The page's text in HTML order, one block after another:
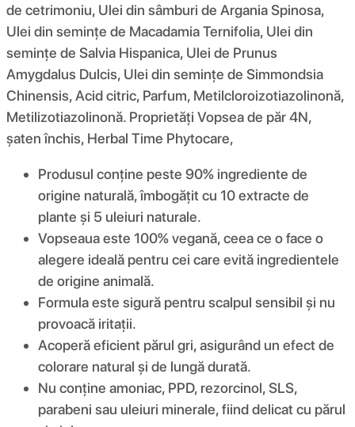
de cetrimoniu, Ulei din sâmburi de Argania Spinosa,
Ulei din semințe de Macadamia Ternifolia, Ulei din
semințe de Salvia Hispanica, Ulei de Prunus
Amygdalus Dulcis, Ulei din semințe de Simmondsia
Chinensis, Acid citric, Parfum, Metilcloroizotiazolinonă,
Metilizotiazolinonă. Proprietăți Vopsea de păr 4N,
șaten închis, Herbal Time Phytocare,
Produsul conține peste 90% ingrediente de
origine naturală, îmbogățit cu 10 extracte de
plante și 5 uleiuri naturale.
Vopseaua este 100% vegană, ceea ce o face o
alegere ideală pentru cei care evită ingredientele
de origine animală.
Formula este sigură pentru scalpul sensibil și nu
provoacă iritații.
Acoperă eficient părul gri, asigurând un efect de
colorare natural și de lungă durată.
Nu conține amoniac, PPD, rezorcinol, SLS,
parabeni sau uleiuri minerale, fiind delicat cu părul